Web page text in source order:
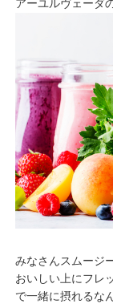
アーユルヴェーダ
みなさんスムージ
おいしい上にフレ
で一緒に摂れるな